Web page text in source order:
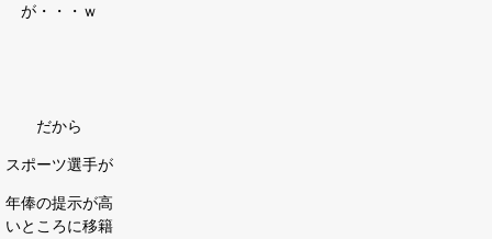
が・・・ｗ
だから
スポーツ選手が
年俸の提示が高
いところに移籍